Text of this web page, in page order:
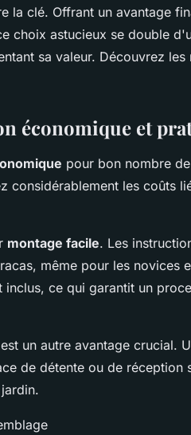
la clé. Offrant un avantage
choix astucieux se double
sa valeur. Découvrez
économique et
pour bon nombre
considérablement les coûts
montage facile. Les
même pour les novices
ce qui garantit un
un autre avantage crucial.
de détente ou de réception